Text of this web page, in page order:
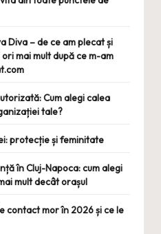
Diva – de ce am plecat și
mai mult după ce m-am
Cum alegi calea
tale?
protecție și feminitate
în Cluj-Napoca: cum alegi
mult decât orașul
contact mor în 2026 și ce le